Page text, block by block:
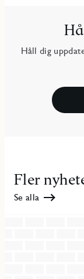
Håll dig
Fler
Se alla